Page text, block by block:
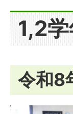
1,2
令和8